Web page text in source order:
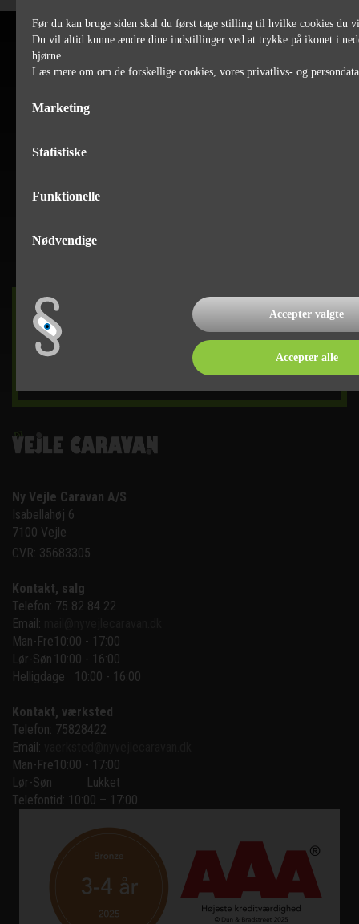
DET SKER
Ny Vejle Caravan A/S
Isabellahøj 6
7100 Vejle
CVR: 35683305
Kontakt, salg
Telefon: 75 82 84 22
Email:
Man-Fre10:00 - 17:00
Lør-Søn 10:00 - 16:00
Helligdage   10:00 - 16:00
Kontakt, værksted
Telefon: 75828422
Email:
Man-Fre10:00 - 17:00
Lør-Søn
Lukket
Telefontid: 10:00 – 17:00
Før du kan bruge siden skal du først tage stilling til hvilke cookies du
Du vil altid kunne ændre dine indstillinger ved at trykke på ikonet i
hjørne.
Læs mere om om de forskellige cookies, vores privatlivs- og
Marketing
Statistiske
Funktionelle
Nødvendige
Accepter valgte
Accepter alle